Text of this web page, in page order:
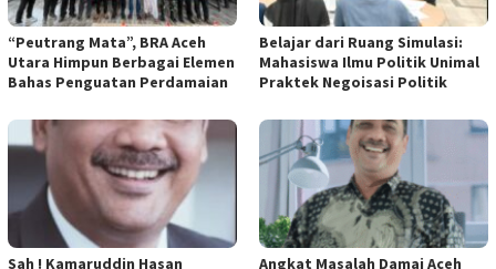
“Peutrang Mata”, BRA Aceh
Utara Himpun Berbagai Elemen
Bahas Penguatan Perdamaian
Belajar dari Ruang Simulasi:
Mahasiswa Ilmu Politik Unimal
Praktek Negoisasi Politik
Sah ! Kamaruddin Hasan Angkat Masalah Damai Aceh